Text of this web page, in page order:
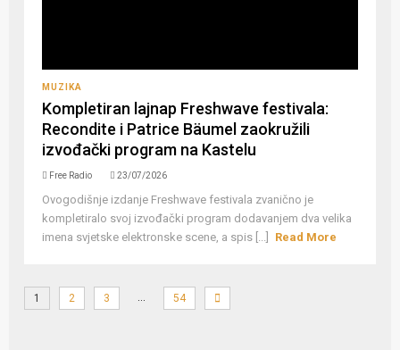
MUZIKA
Kompletiran lajnap Freshwave festivala:
Recondite i Patrice Bäumel zaokružili
izvođački program na Kastelu
Free Radio 23/07/2026
Ovogodišnje izdanje Freshwave festivala zvanično je
kompletiralo svoj izvođački program dodavanjem dva velika
imena svjetske elektronske scene, a spis [...]
Read More
1 2 3 … 54